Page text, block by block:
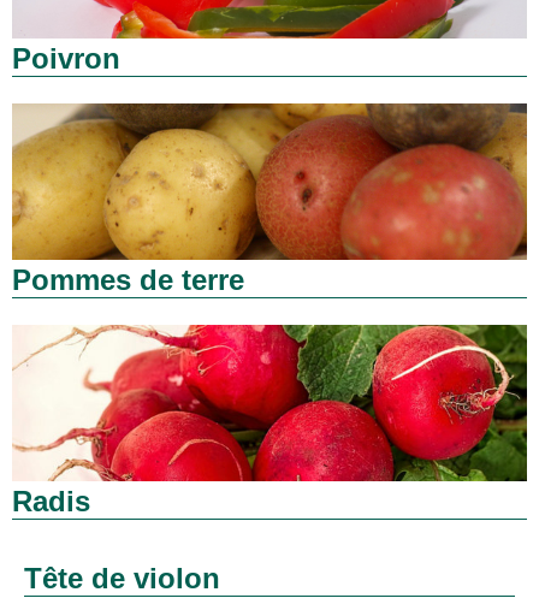
Poivron
Pommes de terre
Radis
Tête de violon